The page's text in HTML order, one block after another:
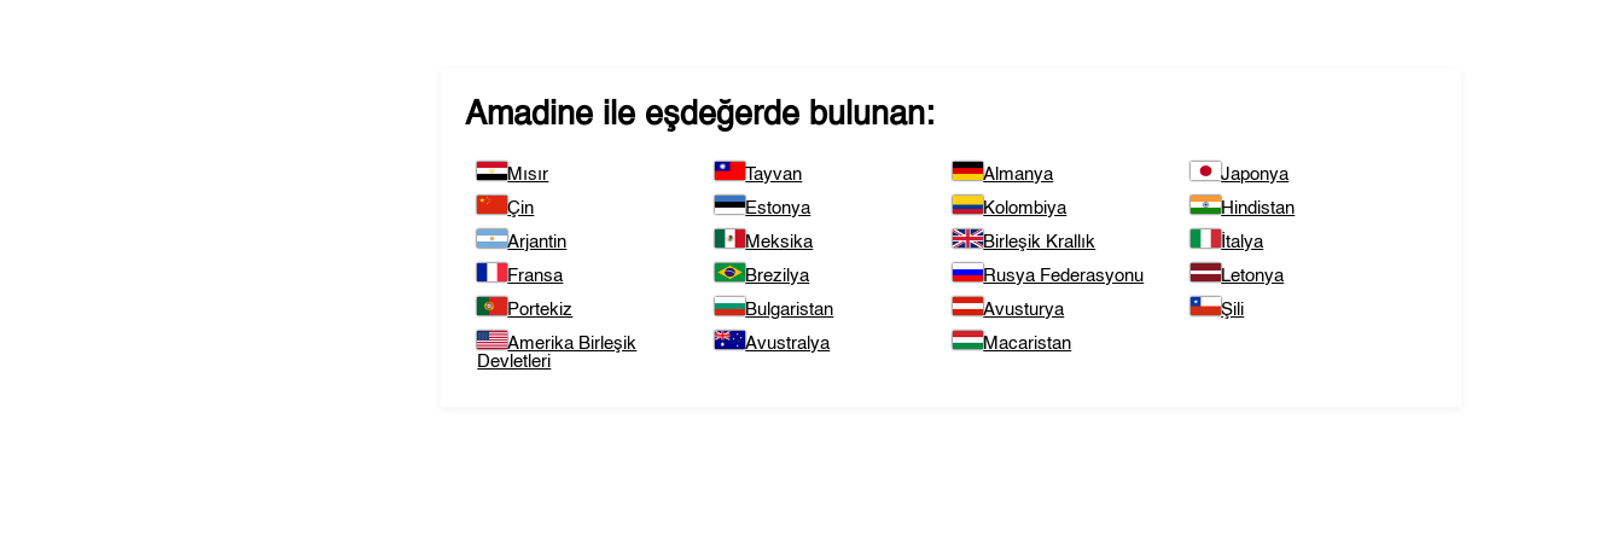
Amadine ile eşdeğerde bulunan:
Mısır Tayvan Almanya
Japonya
Çin
Estonya Kolombiya
Hindistan
Arjantin
Meksika Birleşik Krallık
İtalya
Fransa
Brezilya Rusya Federasyonu
Letonya
Portekiz
Bulgaristan Avusturya
Şili
Amerika Birleşik
Devletleri
Avustralya Macaristan